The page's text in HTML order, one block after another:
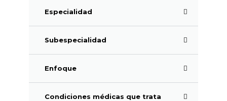
Especialidad
Subespecialidad
Enfoque
Condiciones médicas que trata